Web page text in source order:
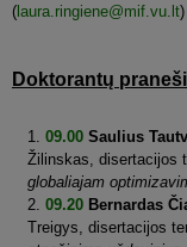
( laura.ringiene@mif.vu.lt)
Doktorantų
09.00 Saulius
Žilinskas, disertacijos
globaliajam
09.20 Bernardas
Treigys, disertacijos